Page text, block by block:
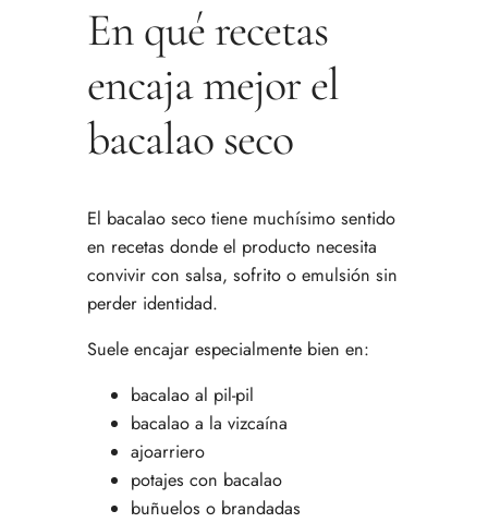
En qué recetas
encaja mejor el
bacalao seco
El bacalao seco tiene muchísimo sentido
en recetas donde el producto necesita
convivir con salsa, sofrito o emulsión sin
perder identidad.
Suele encajar especialmente bien en:
bacalao al pil-pil
bacalao a la vizcaína
ajoarriero
potajes con bacalao
buñuelos o brandadas